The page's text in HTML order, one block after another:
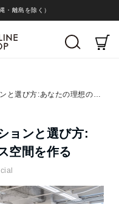
・離島を除く）
テーブル脚のバリエーションと選び方:あなたの理想のオフィス空間を作る
ョンと選び方:
空間を作る